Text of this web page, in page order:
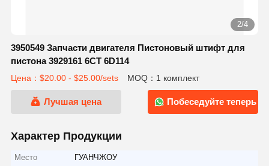
2/4
3950549 Запчасти двигателя Пистоновый штифт для
пистона 3929161 6CT 6D114
Цена：$20.00 - $25.00/sets MOQ：1 комплект
Лучшая цена Побеседуйте теперь
Характер Продукции
Место
ГУАНЧЖОУ